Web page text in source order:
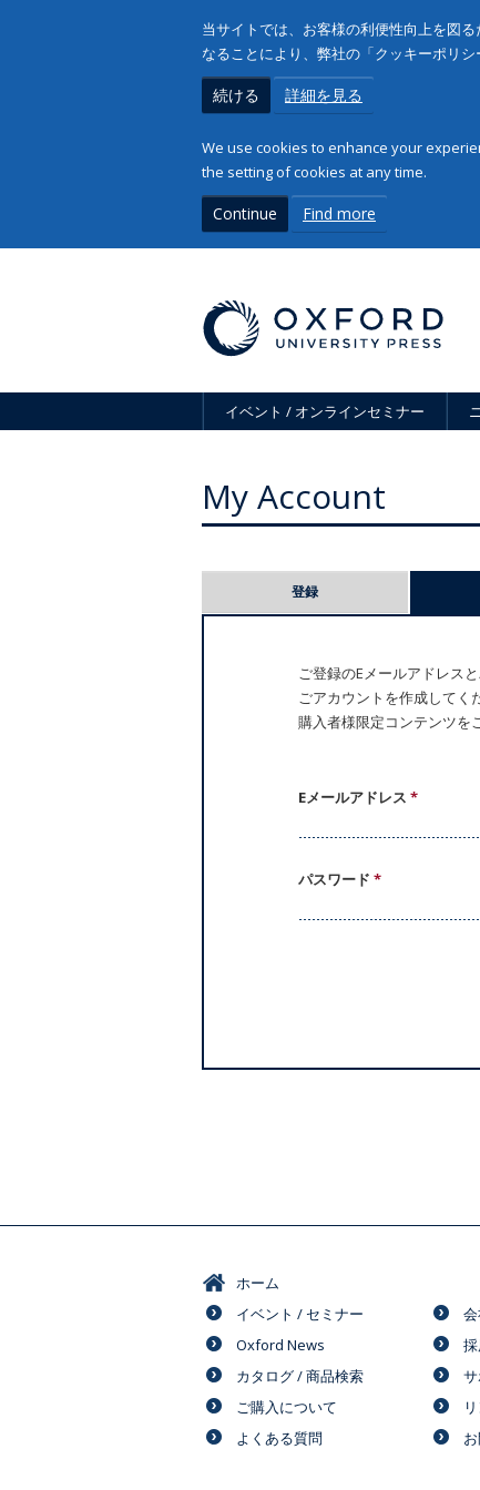
当サイトでは、お客様の利便性向上を図
なることにより、弊社の「クッキーポリ
続ける 詳細を見る
We use cookies to enhance your
the setting of cookies at any time.
Continue Find more
イベント / オンラインセミナー
My Account
登録
ご登録のEメールアドレス
ごアカウントを作成して
購入者様限定コンテンツを
Eメールアドレス*
パスワード*
ホーム
イベント / セミナー
Oxford News
カタログ / 商品検索
ご購入について
よくある質問